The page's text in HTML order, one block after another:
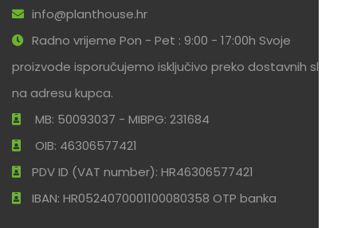
info@planthouse.hr
Radno vrijeme Pon - Pet : 9:00 - 17:00h Svoje
proizvode isporučujemo isključivo preko dostavnih službi
na adresu kupca.
MB: 50093037 - MIBPG: 231684
OIB: 46306577421
PDV ID (VAT number): HR46306577421
IBAN: HR0524070001100080358 OTP banka